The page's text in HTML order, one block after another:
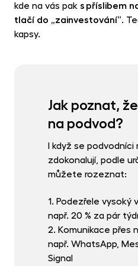
kde na vás pak s příslibem
tlačí do „zainvestování“.
kapsy.
Jak poznat,
na podvod?
I když se
zdokonalují, podle
můžete rozeznat:
1. Podezřele vysoký
např. 20 % za pár
2. Komunikace přes
např. WhatsApp,
Signal